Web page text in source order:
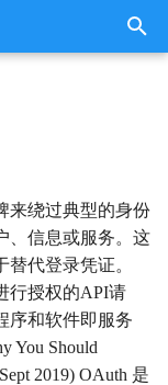
来绕过典型的身份
、信息或服务。这
代登录凭证。
行授权的API请
序和软件即服务
You Should
2019) OAuth 是